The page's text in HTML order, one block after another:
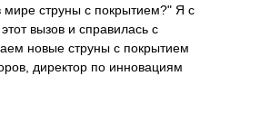
мире струны с покрытием?" Я с
вызов и справилась с
новые струны с покрытием
директор по инновациям